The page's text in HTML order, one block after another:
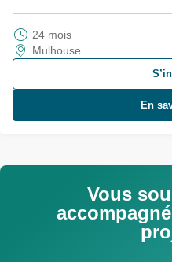
Mulhouse
24 mois
En
Vous